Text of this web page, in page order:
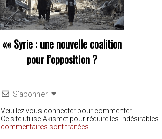
«« Syrie : une nouvelle coalition
pour l’opposition ?
S’abonner
Veuillez vous connecter pour commenter
Ce site utilise Akismet pour réduire les indésirables.
commentaires sont traitées